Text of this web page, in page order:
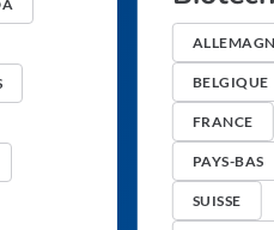
BELGIQUE
FRANCE
PAYS-BAS
SUISSE